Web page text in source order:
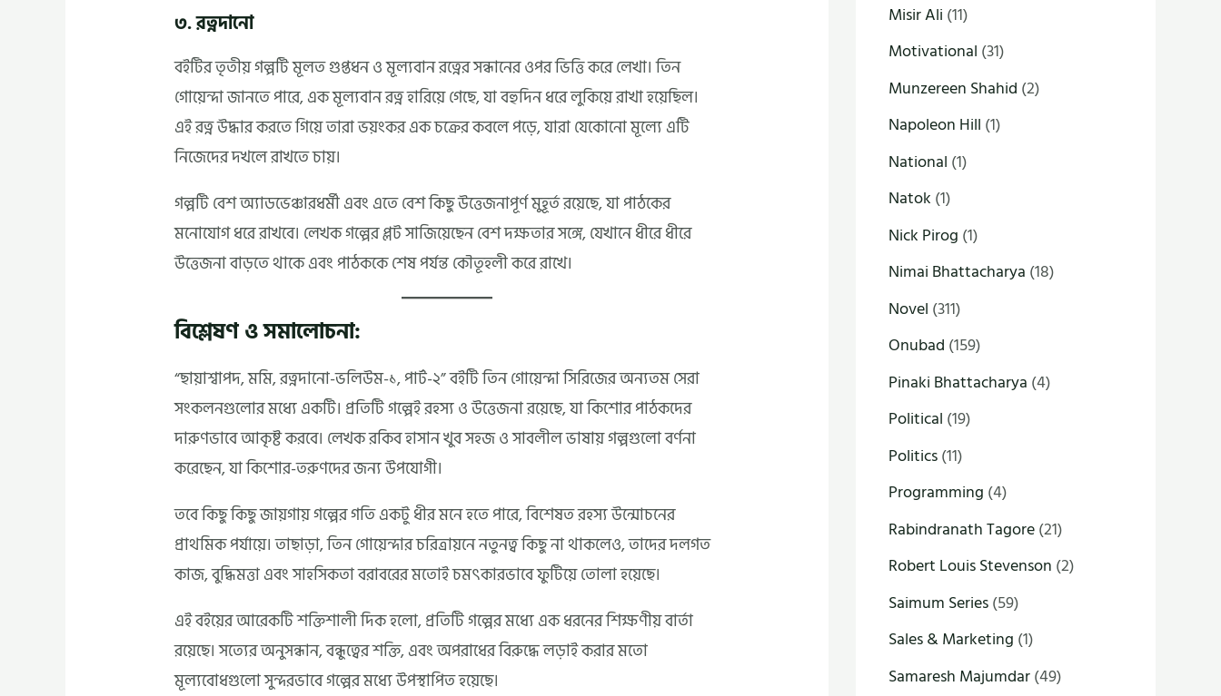
৩. রত্নদানো
বইটির তৃতীয় গল্পটি মূলত গুপ্তধন ও মূল্যবান রত্নের সন্ধানের ওপর ভিত্তি করে লেখা। তিন
গোয়েন্দা জানতে পারে, এক মূল্যবান রত্ন হারিয়ে গেছে, যা বহুদিন ধরে লুকিয়ে রাখা হয়েছিল।
এই রত্ন উদ্ধার করতে গিয়ে তারা ভয়ংকর এক চক্রের কবলে পড়ে, যারা যেকোনো মূল্যে এটি
নিজেদের দখলে রাখতে চায়।
গল্পটি বেশ অ্যাডভেঞ্চারধর্মী এবং এতে বেশ কিছু উত্তেজনাপূর্ণ মুহূর্ত রয়েছে, যা পাঠকের
মনোযোগ ধরে রাখবে। লেখক গল্পের প্লট সাজিয়েছেন বেশ দক্ষতার সঙ্গে, যেখানে ধীরে ধীরে
উত্তেজনা বাড়তে থাকে এবং পাঠককে শেষ পর্যন্ত কৌতূহলী করে রাখে।
বিশ্লেষণ ও সমালোচনা:
“ছায়াশ্বাপদ, মমি, রত্নদানো-ভলিউম-১, পার্ট-২” বইটি তিন গোয়েন্দা সিরিজের অন্যতম সেরা
সংকলনগুলোর মধ্যে একটি। প্রতিটি গল্পেই রহস্য ও উত্তেজনা রয়েছে, যা কিশোর পাঠকদের
দারুণভাবে আকৃষ্ট করবে। লেখক রকিব হাসান খুব সহজ ও সাবলীল ভাষায় গল্পগুলো বর্ণনা
করেছেন, যা কিশোর-তরুণদের জন্য উপযোগী।
তবে কিছু কিছু জায়গায় গল্পের গতি একটু ধীর মনে হতে পারে, বিশেষত রহস্য উন্মোচনের
প্রাথমিক পর্যায়ে। তাছাড়া, তিন গোয়েন্দার চরিত্রায়নে নতুনত্ব কিছু না থাকলেও, তাদের দলগত
কাজ, বুদ্ধিমত্তা এবং সাহসিকতা বরাবরের মতোই চমৎকারভাবে ফুটিয়ে তোলা হয়েছে।
এই বইয়ের আরেকটি শক্তিশালী দিক হলো, প্রতিটি গল্পের মধ্যে এক ধরনের শিক্ষণীয় বার্তা
রয়েছে। সত্যের অনুসন্ধান, বন্ধুত্বের শক্তি, এবং অপরাধের বিরুদ্ধে লড়াই করার মতো
মূল্যবোধগুলো সুন্দরভাবে গল্পের মধ্যে উপস্থাপিত হয়েছে।
Misir Ali (11)
Motivational (31)
Munzereen Shahid (2)
Napoleon Hill (1)
National (1)
Natok (1)
Nick Pirog (1)
Nimai Bhattacharya (18)
Novel (311)
Onubad (159)
Pinaki Bhattacharya (4)
Political (19)
Politics(11)
Programming (4)
Rabindranath Tagore(21)
Robert Louis Stevenson (2)
Saimum Series(59)
Sales & Marketing (1)
Samaresh Majumdar(49)